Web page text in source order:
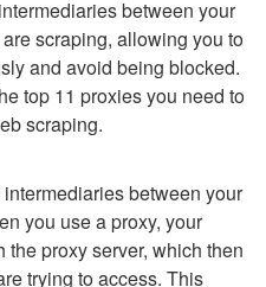
between your
scraping, allowing you to
and avoid being blocked.
top 11 proxies you need to
scraping.
between your
you use a proxy, your
the proxy server, which then
trying to access. This